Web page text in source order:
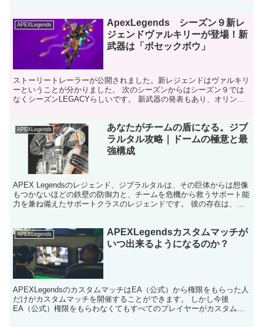
APEXLegends
ApexLegends シーズン９新レ
ジェンドヴァルキリーが登場！新
武器は「ボセックボウ」
ストーリートレーラーが公開されました。新レジェンドはヴァルキリ
ーということが分かりました。 次のシーズンからはシーズン９では
なくシーズンLEGACYらしいです。 新武器の発表もあり、オリンパ
APEXLegends
あなたがチームの盾になる。ジブ
ラルタル攻略｜ドームの極意と最
強構成
APEX Legendsのレジェンド、ジブラルタルは、その巨体からは想像
もつかないほどの鉄壁の防御力と、チームを危機から救うサポート能
力を兼ね備えたサポートクラスのレジェンドです。 彼の存在は、チ
APEXLegends
APEXLegendsカスタムマッチが
いつ出来るようになるのか？
APEXLegendsのカスタムマッチはEA（公式）から権限をもらった人
だけがカスタムマッチを開催することができます。 しかし今後
EA（公式）権限をもらわなくてもすべてのプレイヤーがカスタムを